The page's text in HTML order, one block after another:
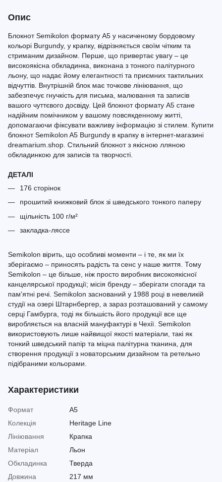
Опис
Блокнот Semikolon формату A5 у насиченому бордовому
кольорі Burgundy, у крапку, відрізняється своїм чітким та
стриманим дизайном. Перше, що привертає увагу – це
високоякісна обкладинка, виконана з тонкого палітурного
льону, що надає йому елегантності та приємних тактильних
відчуттів. Внутрішній блок має точкове лініювання, що
забезпечує гнучкість для письма, малювання та записів
вашого чуттєвого досвіду. Цей блокнот формату A5 стане
надійним помічником у вашому повсякденному житті,
допомагаючи фіксувати важливу інформацію зі стилем. Купити
блокнот Semikolon A5 Burgundy в крапку в інтернет-магазині
dreamarium.shop. Стильний блокнот з якісною лляною
обкладинкою для записів та творчості.
ДЕТАЛІ
176 сторінок
прошитий книжковий блок зі шведського тонкого паперу
щільність 100 г/м²
закладка-ляссе
Semikolon вірить, що особливі моменти – і те, як ми їх
зберігаємо – приносять радість та сенс у наше життя. Тому
Semikolon – це більше, ніж просто виробник високоякісної
канцелярської продукції; місія бренду – зберігати спогади та
пам'ятні речі. Semikolon заснований у 1988 році в невеликій
студії на озері Штарнбергер, а зараз розташований у самому
серці Гамбурга, тоді як більшість його продукції все ще
виробляється на власній мануфактурі в Чехії. Semikolon
використовують лише найвищої якості матеріали, такі як
тонкий шведський папір та міцна палітурна тканина, для
створення продукції з новаторським дизайном та ретельно
підібраними кольорами.
Характеристики
Формат
A5
Колекція
Heritage Line
Лініювання
Крапка
Матеріал
Льон
Обкладинка
Тверда
Довжина
217 мм